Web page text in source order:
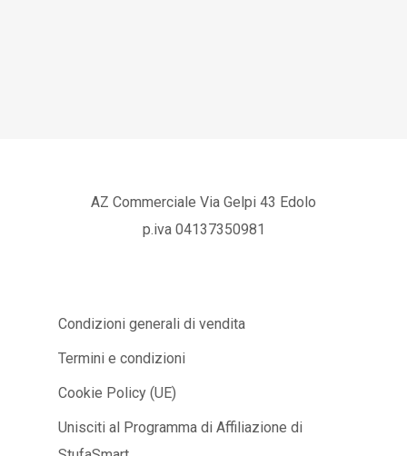
AZ Commerciale Via Gelpi 43 Edolo
p.iva 04137350981
Condizioni generali di vendita
Termini e condizioni
Cookie Policy (UE)
Unisciti al Programma di Affiliazione di